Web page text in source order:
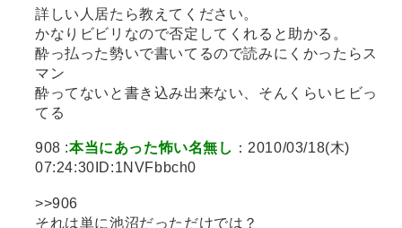
詳しい人居たら教えてください。
かなりビビリなので否定してくれると助かる。
酔っ払った勢いで書いてるので読みにくかったらス
マン
酔ってないと書き込み出来ない、そんくらいヒビっ
てる
908 :本当にあった怖い名無し ：2010/03/18(木)
07:24:30ID:1NVFbbch0
>>906
それは単に池沼だっただけでは？